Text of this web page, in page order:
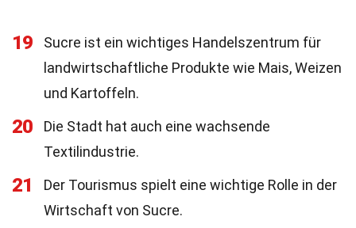
19
Sucre ist ein wichtiges Handelszentrum für
landwirtschaftliche Produkte wie Mais, Weizen
und Kartoffeln.
20
Die Stadt hat auch eine wachsende
Textilindustrie.
21
Der Tourismus spielt eine wichtige Rolle in der
Wirtschaft von Sucre.